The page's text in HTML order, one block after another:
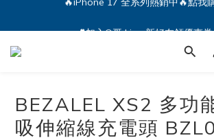
🔥iPhone 17 全系列熱銷中🔥點我
BEZALEL XS2 多功
吸伸縮線充電頭